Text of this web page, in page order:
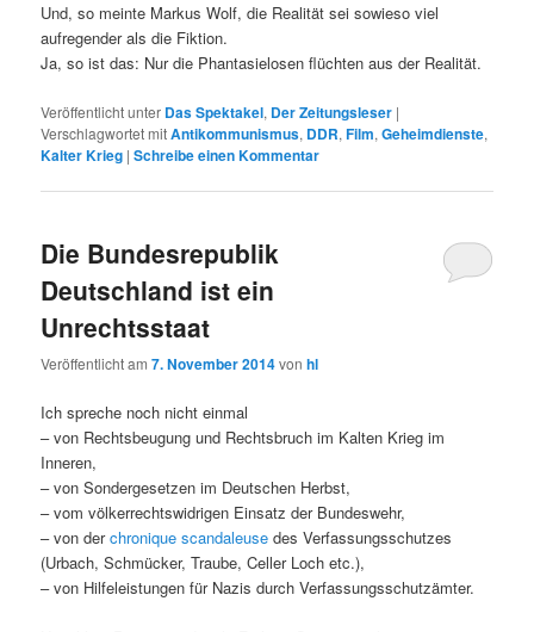
Und, so meinte Markus Wolf, die Realität sei sowieso viel
aufregender als die Fiktion.
Ja, so ist das: Nur die Phantasielosen flüchten aus der Realität.
Veröffentlicht unter Das Spektakel, Der Zeitungsleser |
Verschlagwortet mitAntikommunismus, DDR,Film,Geheimdienste,
Kalter Krieg |Schreibe einen Kommentar
Die Bundesrepublik
Deutschland ist ein
Unrechtsstaat
Veröffentlicht am7. November 2014vonhl
Ich spreche noch nicht einmal
– von Rechtsbeugung und Rechtsbruch im Kalten Krieg im
Inneren,
– von Sondergesetzen im Deutschen Herbst,
– vom völkerrechtswidrigen Einsatz der Bundeswehr,
– von derchronique scandaleuse des Verfassungsschutzes
(Urbach, Schmücker, Traube, Celler Loch etc.),
– von Hilfeleistungen für Nazis durch Verfassungsschutzämter.